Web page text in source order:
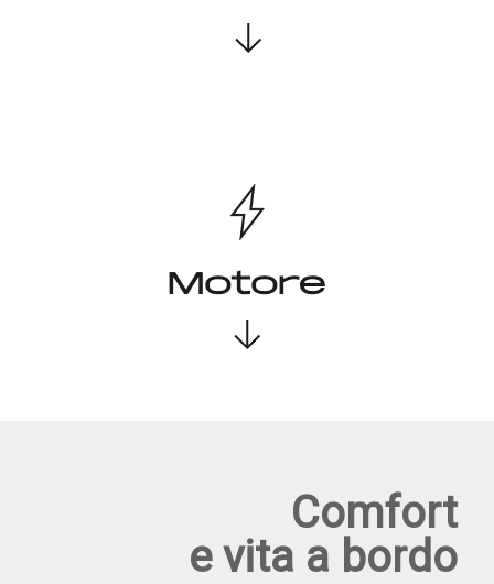
Comfort
e vita a bordo